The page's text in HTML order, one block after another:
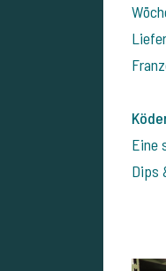
Eine
Dips